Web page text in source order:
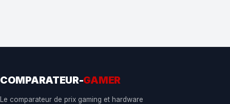
COMPARATEUR-GAMER
Le comparateur de prix gaming et hardware